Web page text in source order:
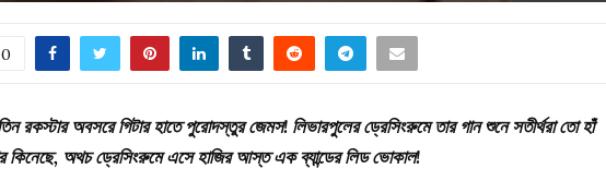
0
রকস্টার অবসরে গিটার হাতে পুরোদস্তুর জেমস! লিভারপুলের ড্রেসিংরুমে তার গান শুনে সতীর্থরা তো হাঁ
কিনেছে, অথচ ড্রেসিংরুমে এসে হাজির আস্ত এক ব্যান্ডের লিড ভোকাল!